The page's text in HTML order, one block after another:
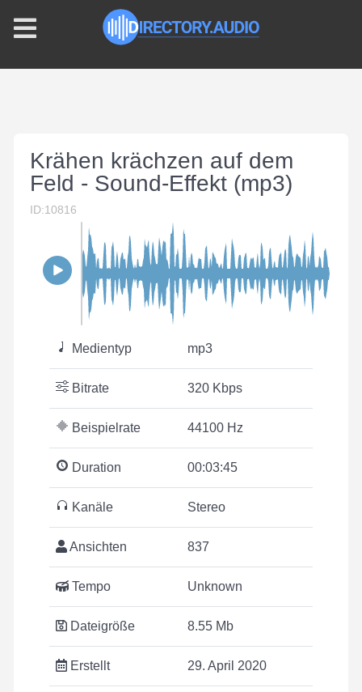
Krähen krächzen auf dem
Feld - Sound-Effekt (mp3)
ID:10816
Medientyp mp3
Bitrate 320 Kbps
Beispielrate 44100 Hz
Duration 00:03:45
Kanäle Stereo
Ansichten 837
Tempo Unknown
Dateigröße 8.55 Mb
Erstellt 29. April 2020